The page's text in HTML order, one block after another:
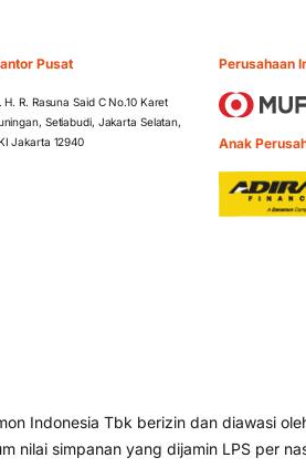
Pusat
H. R. Rasuna Said C No.10 Karet
Setiabudi, Jakarta Selatan,
Jakarta 12940
Perusahaan
Anak
Indonesia Tbk berizin dan diawasi
nilai simpanan yang dijamin LPS per